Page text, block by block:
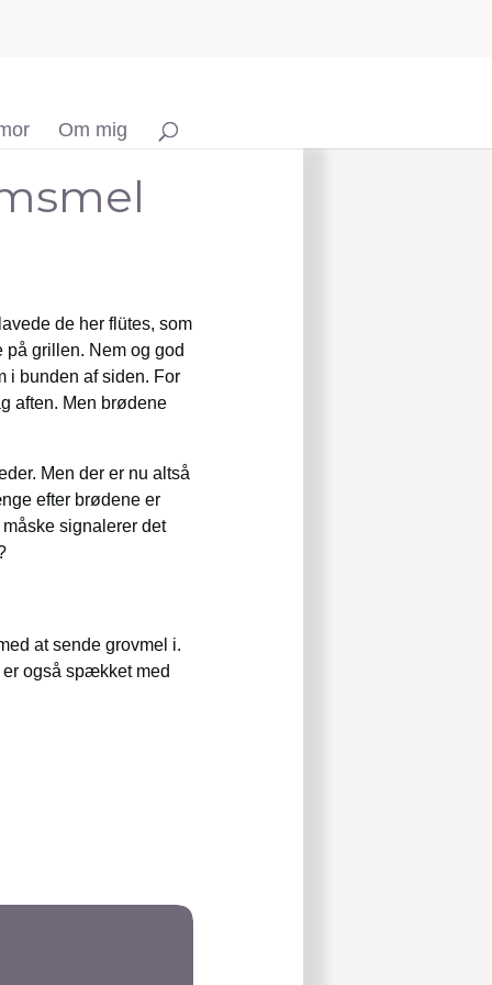
Om mig
de her flütes, som
grillen. Nem og god
i bunden af siden. For
aften. Men brødene
Men der er nu altså
efter brødene er
signalerer det
at sende grovmel i.
også spækket med